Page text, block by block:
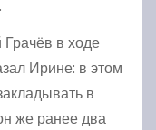
в ходе
Ирине: в этом
в
же ранее два